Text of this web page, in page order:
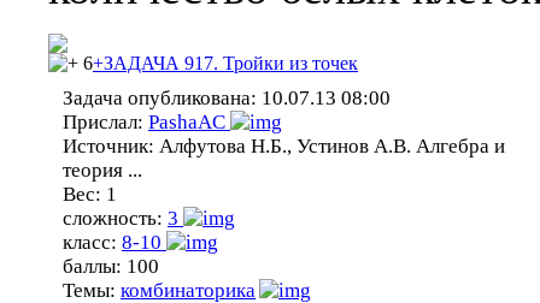
6+ЗАДАЧА 917. Тройки из точек
Задача опубликована: 10.07.13 08:00
Прислал: PashaAC
Источник: Алфутова Н.Б., Устинов А.В. Алгебра и
теория ...
Вес: 1
сложность: 3
класс: 8-10
баллы: 100
Темы: комбинаторика